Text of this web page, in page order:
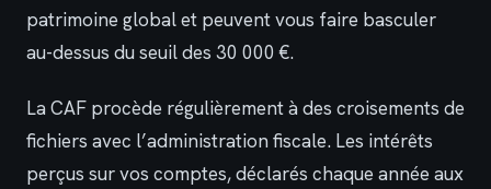
patrimoine global et peuvent vous faire basculer
au-dessus du seuil des 30 000 €.
La CAF procède régulièrement à des croisements de
fichiers avec l’administration fiscale. Les intérêts
perçus sur vos comptes, déclarés chaque année aux